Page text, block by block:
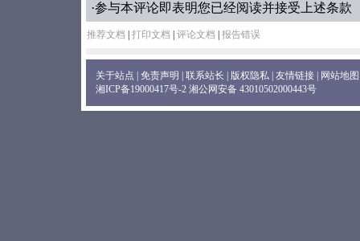
·参与本评论即表明您已经阅读并接受上述条款
推荐文档 打印文档 评论文档 报告错误
关于站点 免责声明 联系站长 版权隐私 友情链接
网站地图
湘ICP备19000417号-2 湘公网安备 43010502000443号